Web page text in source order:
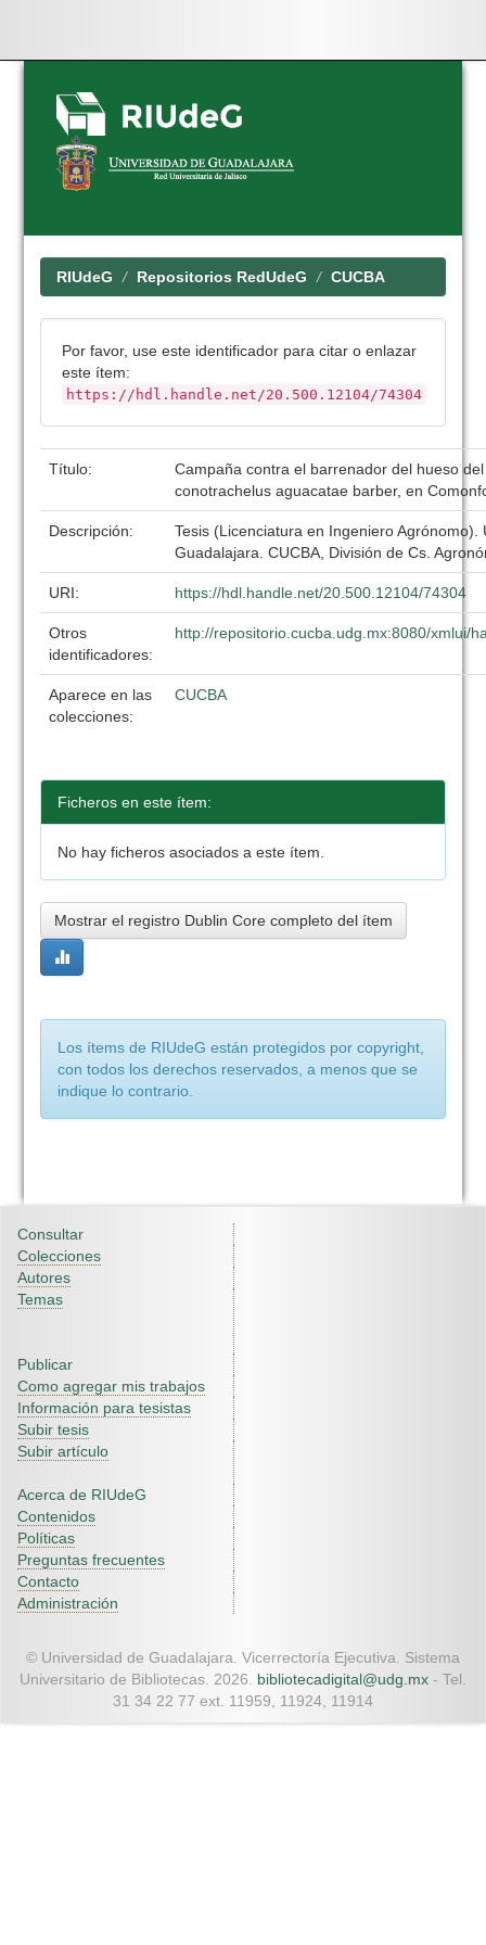
Skip
navigation
RIUdeG Repositorios RedUdeG CUCBA
Por favor, use este identificador para citar o enlazar
este ítem:
https://hdl.handle.net/20.500.12104/74304
Título:
Campaña contra el barrenador del hueso
conotrachelus aguacatae barber, en
Descripción:
Tesis (Licenciatura en Ingeniero Agrónomo).
Guadalajara. CUCBA, División de Cs.
URI: https://hdl.handle.net/20.500.12104/74304
Otros
identificadores:
http://repositorio.cucba.udg.mx:8080/xmlui/
Aparece en las
colecciones:
CUCBA
Ficheros en este ítem:
No hay ficheros asociados a este ítem.
Mostrar el registro Dublin Core completo del ítem
Los ítems de RIUdeG están protegidos por copyright,
con todos los derechos reservados, a menos que se
indique lo contrario.
Consultar
Colecciones
Autores
Temas
Publicar
Como agregar mis trabajos
Información para tesistas
Subir tesis
Subir artículo
Acerca de RIUdeG
Contenidos
Políticas
Preguntas frecuentes
Contacto
Administración
© Universidad de Guadalajara. Vicerrectoría Ejecutiva. Sistema
Universitario de Bibliotecas. 2026. bibliotecadigital@udg.mx - Tel.
31 34 22 77 ext. 11959, 11924, 11914